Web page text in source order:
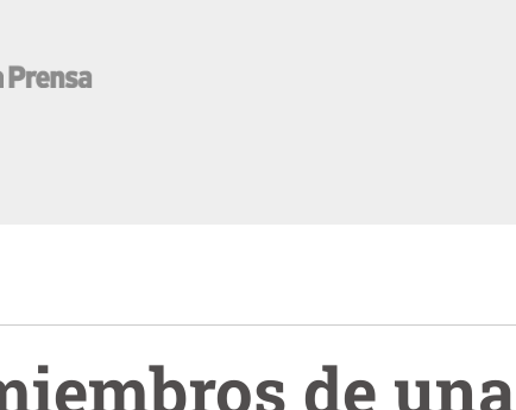
de una